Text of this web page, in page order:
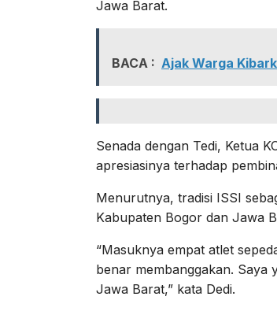
Jawa Barat.
BACA : Ajak Warga
Senada dengan Tedi, Ketua
apresiasinya terhadap
Menurutnya, tradisi ISSI
Kabupaten Bogor dan Jawa
“Masuknya empat atlet
benar membanggakan. Saya
Jawa Barat,” kata Dedi.